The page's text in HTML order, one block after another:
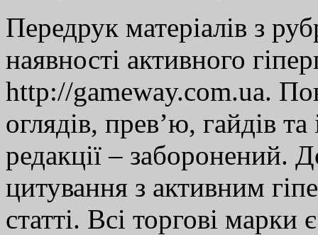
Передрук матеріалів з
наявності активного
http://gameway.com.ua.
оглядів, прев’ю, гайдів
редакції – заборонений.
цитування з активним
статті. Всі торгові марки